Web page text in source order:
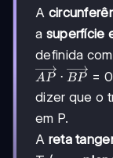
A
a superfície
definida
\cdot
= 0
AP ⋅ BP = 0
dizer que o
em P.
A reta